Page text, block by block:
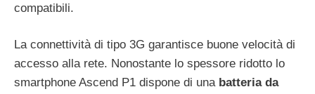
compatibili.
La connettività di tipo 3G garantisce buone velocità di
accesso alla rete. Nonostante lo spessore ridotto lo
smartphone Ascend P1 dispone di una batteria da